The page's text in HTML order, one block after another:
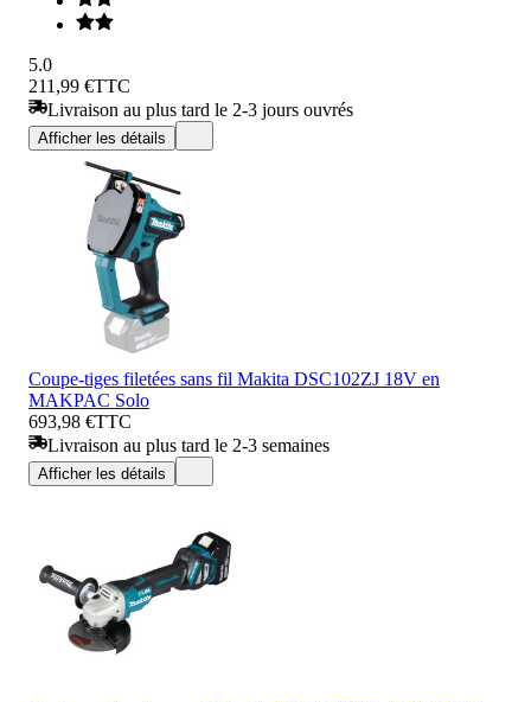
5.0
211,99 €TTC
Livraison au plus tard le 2-3 jours ouvrés
Afficher les détails
Coupe-tiges filetées sans fil Makita DSC102ZJ 18V en
MAKPAC Solo
693,98 €TTC
Livraison au plus tard le 2-3 semaines
Afficher les détails